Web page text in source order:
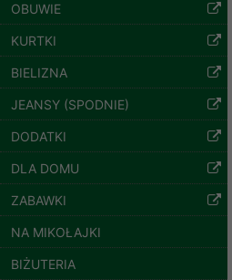
OBUWIE
KURTKI
BIELIZNA
JEANSY (SPODNIE)
DODATKI
DLA DOMU
ZABAWKI
NA MIKOŁAJKI
BIŻUTERIA
Spodnie damskie
jeansy Roz 25-30, 1
Kolor Paczka 10 szt
61.00 zł